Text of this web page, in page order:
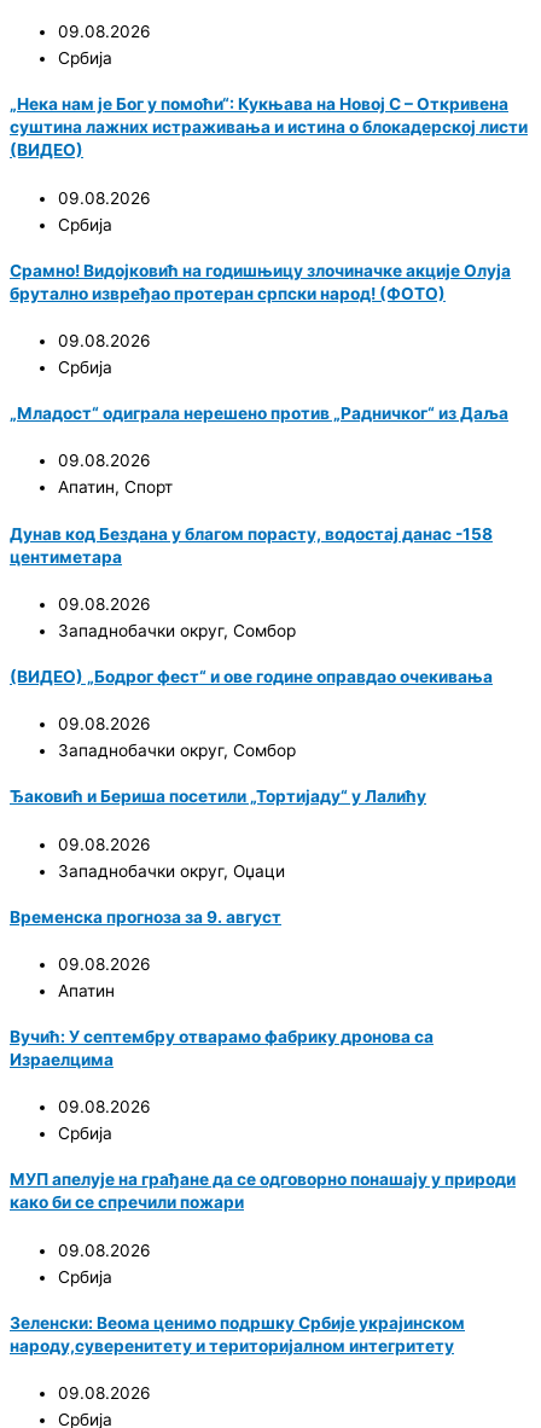
09.08.2026
Србија
„Нека нам је Бог у помоћи“: Кукњава на Новој С – Откривена
суштина лажних истраживања и истина о блокадерској листи
(ВИДЕО)
09.08.2026
Србија
Срамно! Видојковић на годишњицу злочиначке акције Олуја
брутално извређао протеран српски народ! (ФОТО)
09.08.2026
Србија
„Младост“ одиграла нерешено против „Радничког“ из Даља
09.08.2026
Апатин, Спорт
Дунав код Бездана у благом порасту, водостај данас -158
центиметара
09.08.2026
Западнобачки округ, Сомбор
(ВИДЕО) „Бодрог фест“ и ове године оправдао очекивања
09.08.2026
Западнобачки округ, Сомбор
Ђаковић и Бериша посетили „Тортијаду“ у Лалићу
09.08.2026
Западнобачки округ, Оџаци
Временска прогноза за 9. август
09.08.2026
Апатин
Вучић: У септембру отварамо фабрику дронова са
Израелцима
09.08.2026
Србија
МУП апелује на грађане да се одговорно понашају у природи
како би се спречили пожари
09.08.2026
Србија
Зеленски: Веома ценимо подршку Србије украјинском
народу,суверенитету и територијалном интегритету
09.08.2026
Србија